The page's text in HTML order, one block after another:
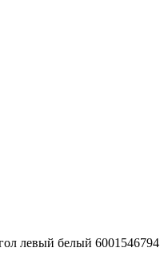
левый белый 6001546794